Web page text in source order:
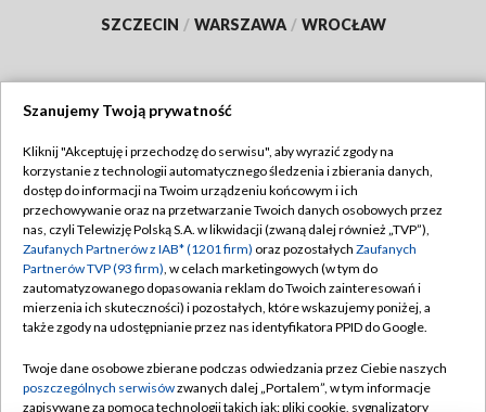
SZCZECIN / WARSZAWA / WROCŁAW
TVP
Abonament TVP
Emisja w TVP
Centrum informacji TVP
Naziemna Telewizja Cyfrowa
Rada Programowa
Regulamin TVP
Polityka prywatności
Moje zgody
Pomoc
Kontakt
Szanujemy Twoją prywatność
Kliknij "Akceptuję i przechodzę do serwisu", aby wyrazić zgody na
korzystanie z technologii automatycznego śledzenia i zbierania danych,
dostęp do informacji na Twoim urządzeniu końcowym i ich
przechowywanie oraz na przetwarzanie Twoich danych osobowych przez
nas, czyli Telewizję Polską S.A. w likwidacji (zwaną dalej również „TVP”),
Zaufanych Partnerów z IAB* (1201 firm) oraz pozostałych Zaufanych
Partnerów TVP (93 firm), w celach marketingowych (w tym do
zautomatyzowanego dopasowania reklam do Twoich zainteresowań i
mierzenia ich skuteczności) i pozostałych, które wskazujemy poniżej, a
także zgody na udostępnianie przez nas identyfikatora PPID do Google.
Twoje dane osobowe zbierane podczas odwiedzania przez Ciebie naszych
poszczególnych serwisówzwanych dalej „Portalem”, w tym informacje
zapisywane za pomocą technologii takich jak: pliki cookie, sygnalizatory